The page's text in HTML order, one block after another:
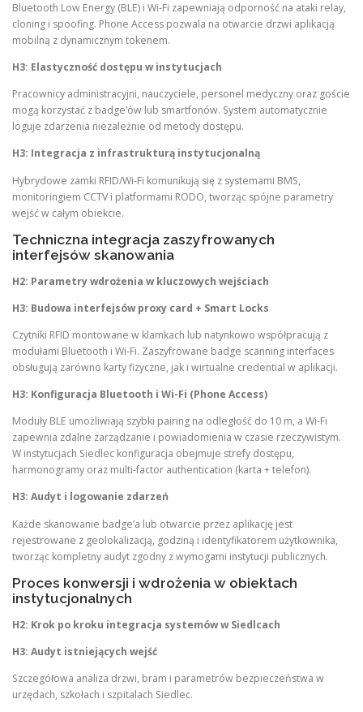
Bluetooth Low Energy (BLE) i Wi-Fi zapewniają odporność na ataki relay,
cloning i spoofing. Phone Access pozwala na otwarcie drzwi aplikacją
mobilną z dynamicznym tokenem.
H3: Elastyczność dostępu w instytucjach
Pracownicy administracyjni, nauczyciele, personel medyczny oraz goście
mogą korzystać z badge’ów lub smartfonów. System automatycznie
loguje zdarzenia niezależnie od metody dostępu.
H3: Integracja z infrastrukturą instytucjonalną
Hybrydowe zamki RFID/Wi-Fi komunikują się z systemami BMS,
monitoringiem CCTV i platformami RODO, tworząc spójne parametry
wejść w całym obiekcie.
Techniczna integracja zaszyfrowanych
interfejsów skanowania
H2: Parametry wdrożenia w kluczowych wejściach
H3: Budowa interfejsów proxy card + Smart Locks
Czytniki RFID montowane w klamkach lub natynkowo współpracują z
modułami Bluetooth i Wi-Fi. Zaszyfrowane badge scanning interfaces
obsługują zarówno karty fizyczne, jak i wirtualne credential w aplikacji.
H3: Konfiguracja Bluetooth i Wi-Fi (Phone Access)
Moduły BLE umożliwiają szybki pairing na odległość do 10 m, a Wi-Fi
zapewnia zdalne zarządzanie i powiadomienia w czasie rzeczywistym.
W instytucjach Siedlec konfiguracja obejmuje strefy dostępu,
harmonogramy oraz multi-factor authentication (karta + telefon).
H3: Audyt i logowanie zdarzeń
Każde skanowanie badge’a lub otwarcie przez aplikację jest
rejestrowane z geolokalizacją, godziną i identyfikatorem użytkownika,
tworząc kompletny audyt zgodny z wymogami instytucji publicznych.
Proces konwersji i wdrożenia w obiektach
instytucjonalnych
H2: Krok po kroku integracja systemów w Siedlcach
H3: Audyt istniejących wejść
Szczegółowa analiza drzwi, bram i parametrów bezpieczeństwa w
urzędach, szkołach i szpitalach Siedlec.